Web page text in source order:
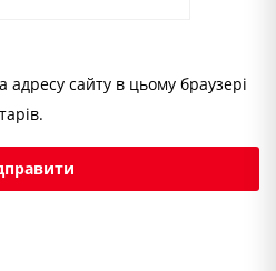
адресу сайту в цьому браузері